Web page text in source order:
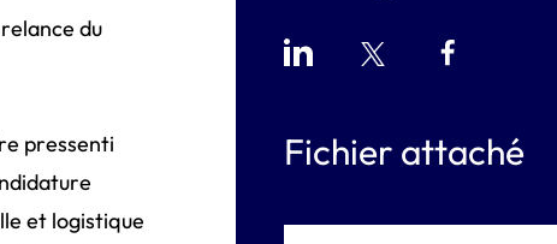
du
pressenti
et logistique
Fichier attaché